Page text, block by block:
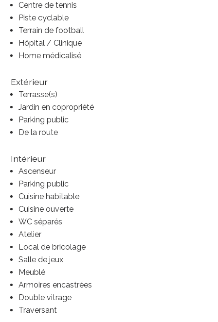
Centre de tennis
Piste cyclable
Terrain de football
Hôpital / Clinique
Home médicalisé
Extérieur
Terrasse(s)
Jardin en copropriété
Parking public
De la route
Intérieur
Ascenseur
Parking public
Cuisine habitable
Cuisine ouverte
WC séparés
Atelier
Local de bricolage
Salle de jeux
Meublé
Armoires encastrées
Double vitrage
Traversant